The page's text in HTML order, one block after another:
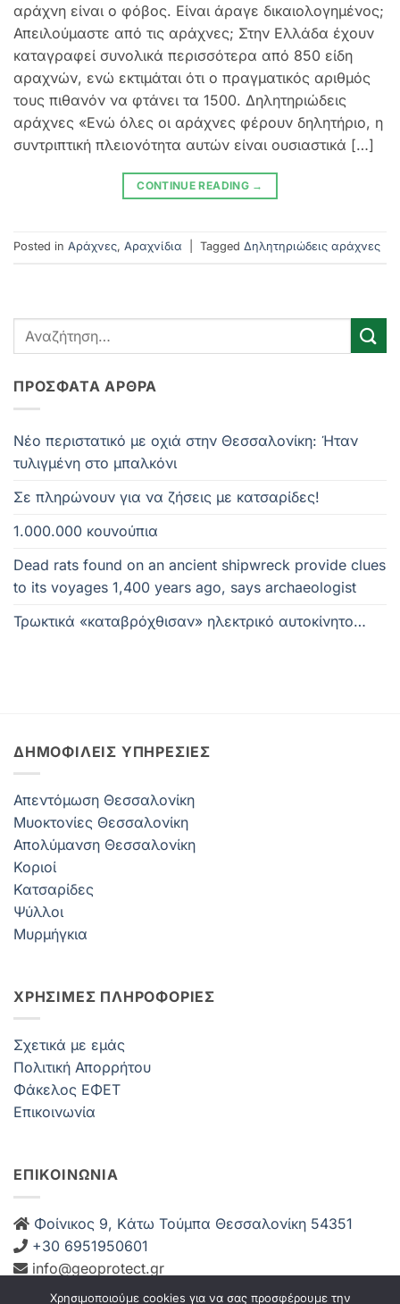
αράχνη είναι ο φόβος. Είναι άραγε δικαιολογημένος;
Απειλούμαστε από τις αράχνες; Στην Ελλάδα έχουν
καταγραφεί συνολικά περισσότερα από 850 είδη
αραχνών, ενώ εκτιμάται ότι ο πραγματικός αριθμός
τους πιθανόν να φτάνει τα 1500. Δηλητηριώδεις
αράχνες «Ενώ όλες οι αράχνες φέρουν δηλητήριο, η
συντριπτική πλειονότητα αυτών είναι ουσιαστικά […]
CONTINUE READING →
Posted in Αράχνες, Αραχνίδια Tagged Δηλητηριώδεις αράχνες
ΠΡΌΣΦΑΤΑ ΆΡΘΡΑ
Νέο περιστατικό με οχιά στην Θεσσαλονίκη: Ήταν
τυλιγμένη στο μπαλκόνι
Σε πληρώνουν για να ζήσεις με κατσαρίδες!
1.000.000 κουνούπια
Dead rats found on an ancient shipwreck provide clues
to its voyages 1,400 years ago, says archaeologist
Τρωκτικά «καταβρόχθισαν» ηλεκτρικό αυτοκίνητο…
ΔΗΜΟΦΙΛΕΊΣ ΥΠΗΡΕΣΊΕΣ
Απεντόμωση Θεσσαλονίκη
Μυοκτονίες Θεσσαλονίκη
Απολύμανση Θεσσαλονίκη
Κοριοί
Κατσαρίδες
Ψύλλοι
Μυρμήγκια
ΧΡΗΣΙΜΕΣ ΠΛΗΡΟΦΟΡΙΕΣ
Σχετικά με εμάς
Πολιτική Απορρήτου
Φάκελος ΕΦΕΤ
Επικοινωνία
ΕΠΙΚΟΙΝΩΝΙΑ
Φοίνικος 9, Kάτω Τούμπα Θεσσαλονίκη 54351
+30 6951950601
info@geoprotect.gr
Δευ-Παρ: 08:00 – 21:00
Χρησιμοποιούμε cookies για να σας προσφέρουμε την